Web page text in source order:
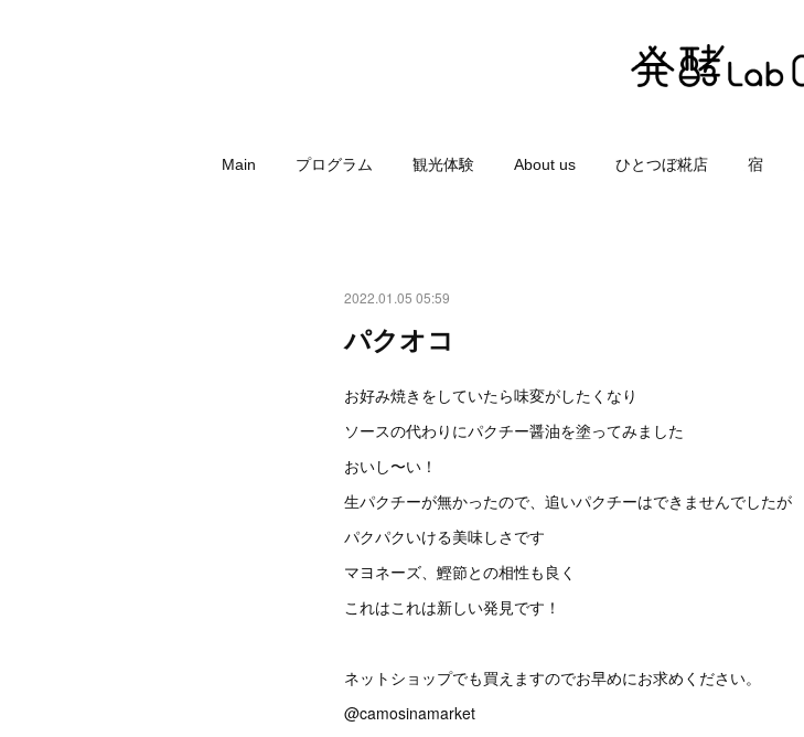
Main プログラム 観光体験 About us ひとつぼ糀店 宿
2022.01.05 05:59
パクオコ
お好み焼きをしていたら味変がしたくなり
ソースの代わりにパクチー醤油を塗ってみました
おいし〜い！
生パクチーが無かったので、追いパクチーはできませんでしたが
パクパクいける美味しさです
マヨネーズ、鰹節との相性も良く
これはこれは新しい発見です！
ネットショップでも買えますのでお早めにお求めください。
@camosinamarket